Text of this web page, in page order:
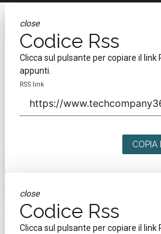
close
Codice Rss
Clicca sul pulsante per copiare il link
appunti.
RSS link
COPIA
close
Codice Rss
Clicca sul pulsante per copiare il link